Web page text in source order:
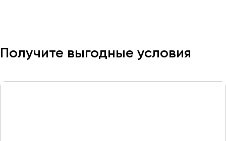
Получите выгодные условия